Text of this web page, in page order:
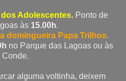
Adolescentes. Ponto de
às 15.00h.
domingueira Papa Trilhos.
no Parque das Lagoas ou às
Conde.
alguma voltinha, deixem